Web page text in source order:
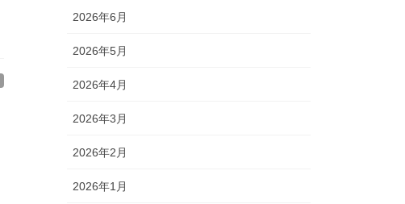
2026年6月
2026年5月
2026年4月
2026年3月
2026年2月
2026年1月